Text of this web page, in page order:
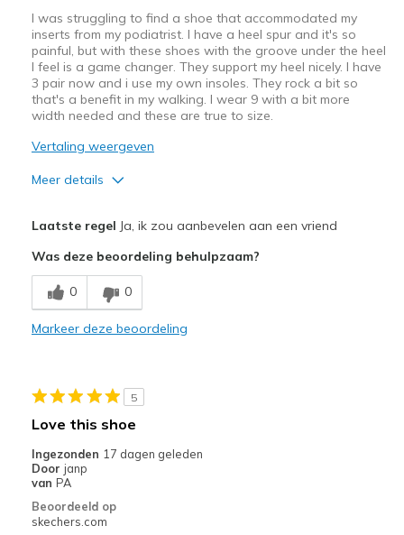
I was struggling to find a shoe that accommodated my
inserts from my podiatrist. I have a heel spur and it's so
painful, but with these shoes with the groove under the heel
I feel is a game changer. They support my heel nicely. I have
3 pair now and i use my own insoles. They rock a bit so
that's a benefit in my walking. I wear 9 with a bit more
width needed and these are true to size.
Vertaling weergeven
Meer details
Breathe Well
Comfortable
Minpunten
Beste toepassingen
Casual Wear
Laatste regel Ja, ik zou aanbevelen aan een vriend
Was deze beoordeling behulpzaam?
0 0
Markeer deze beoordeling
5
Love this shoe
Ingezonden 17 dagen geleden
Door janp
van PA
Beoordeeld op
skechers.com